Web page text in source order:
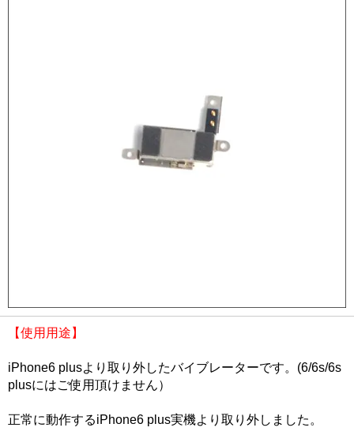
【使用用途】
iPhone6 plusより取り外したバイブレーターです。(6/6s/6s
plusにはご使用頂けません）
正常に動作するiPhone6 plus実機より取り外しました。